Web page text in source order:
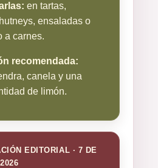
en tartas,
ensaladas o
a carnes.
recomendada:
canela y una
de limón.
EDITORIAL · 7 DE